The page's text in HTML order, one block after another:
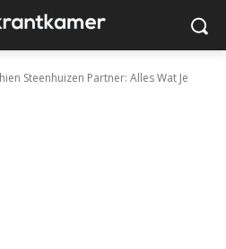
Steenhuizen Partner: Alles Wat Je